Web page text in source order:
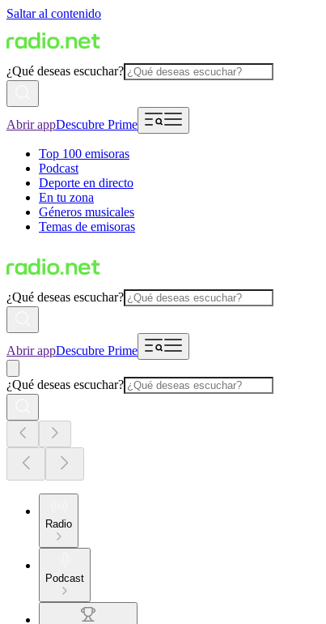
Saltar al contenido
¿Qué deseas escuchar?
Abrir appDescubre Prime
Top 100 emisoras
Podcast
Deporte en directo
En tu zona
Géneros musicales
Temas de emisoras
¿Qué deseas escuchar?
Abrir appDescubre Prime
¿Qué deseas escuchar?
Radio
Podcast